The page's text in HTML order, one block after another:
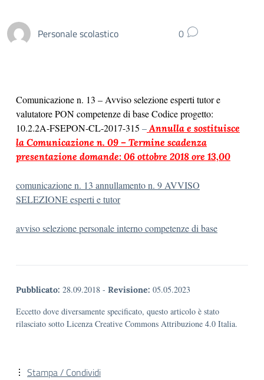
Personale scolastico 0
Comunicazione n. 13 – Avviso selezione esperti tutor e
valutatore PON competenze di base Codice progetto:
10.2.2A-FSEPON-CL-2017-315 –Annulla e sostituisce
la Comunicazione n. 09 – Termine scadenza
presentazione domande: 06 ottobre 2018 ore 13,00
comunicazione n. 13 annullamento n. 9 AVVISO
SELEZIONE esperti e tutor
avviso selezione personale interno competenze di base
Pubblicato: 28.09.2018 - Revisione: 05.05.2023
Eccetto dove diversamente specificato, questo articolo è stato
rilasciato sotto Licenza Creative Commons Attribuzione 4.0 Italia.
Stampa / Condividi